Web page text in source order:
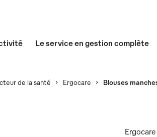
Le service en gestion complète
de la santé Ergocare Blouses
Ergocare